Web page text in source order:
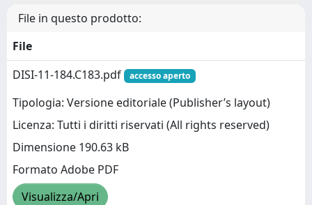
File in questo prodotto:
File
DISI-11-184.C183.pdf
accesso aperto
Tipologia: Versione editoriale (Publisher’s layout)
Licenza: Tutti i diritti riservati (All rights reserved)
Dimensione 190.63 kB
Formato Adobe PDF
Visualizza/Apri